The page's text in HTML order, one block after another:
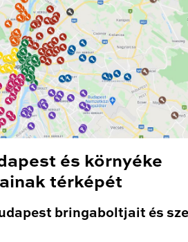
és környéke
térképét
bringaboltjait és